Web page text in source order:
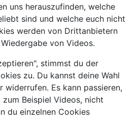
uns herauszufinden, welche
sind und welche euch nicht
werden von Drittanbietern
von Videos.
stimmst du der
zu. Du kannst deine Wahl
widerrufen. Es kann passieren,
zum Beispiel Videos, nicht
du einzelnen Cookies